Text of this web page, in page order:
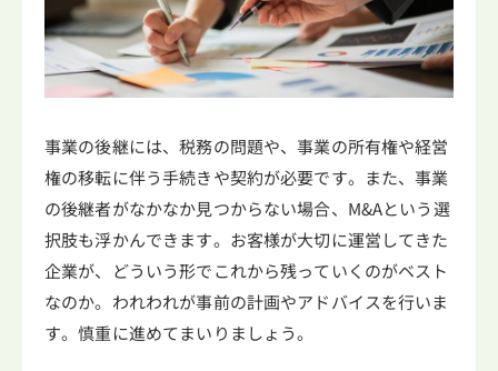
事業の後継には、税務の問題や、事業の所有権や経営
権の移転に伴う手続きや契約が必要です。また、事業
の後継者がなかなか見つからない場合、M&Aという選
択肢も浮かんできます。お客様が大切に運営してきた
企業が、どういう形でこれから残っていくのがベスト
なのか。われわれが事前の計画やアドバイスを行いま
す。慎重に進めてまいりましょう。